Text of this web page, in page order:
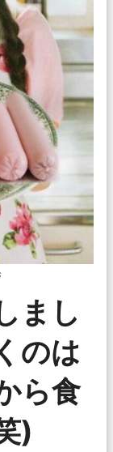
まし
のは
ら食
)